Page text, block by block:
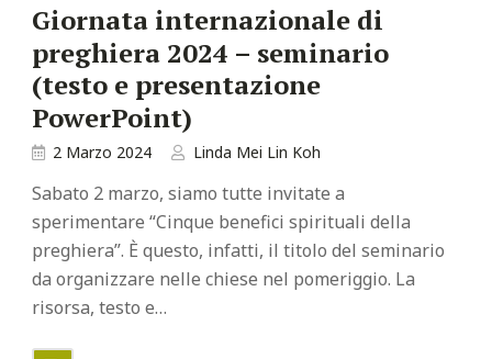
Giornata internazionale di
preghiera 2024 – seminario
(testo e presentazione
PowerPoint)
2 Marzo 2024 Linda Mei Lin Koh
Sabato 2 marzo, siamo tutte invitate a
sperimentare “Cinque benefici spirituali della
preghiera”. È questo, infatti, il titolo del seminario
da organizzare nelle chiese nel pomeriggio. La
risorsa, testo e…